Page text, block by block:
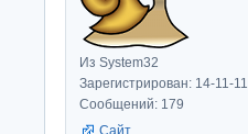
Из System32
Зарегистрирован: 14-11-11
Сообщений: 179